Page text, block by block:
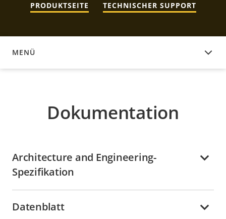
PRODUKTSEITE TECHNISCHER SUPPORT
MENÜ
DOKUMENTATION
Dokumentation
Architecture and Engineering-
Spezifikation
Datenblatt